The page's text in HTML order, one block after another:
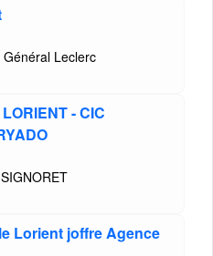
Leclerc
- CIC
Lorient joffre Agence